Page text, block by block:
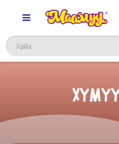
Хайх